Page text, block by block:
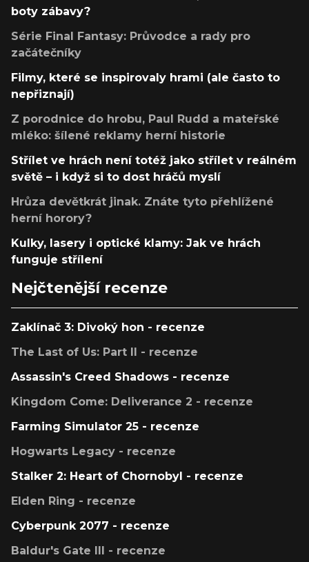
boty zábavy?
Série Final Fantasy: Průvodce a rady pro
začátečníky
Filmy, které se inspirovaly hrami (ale často to
nepřiznají)
Z porodnice do hrobu, Paul Rudd a mateřské
mléko: šílené reklamy herní historie
Střílet ve hrách není totéž jako střílet v reálném
světě – i když si to dost hráčů myslí
Hrůza devětkrát jinak. Znáte tyto přehlížené
herní horory?
Kulky, lasery i optické klamy: Jak ve hrách
funguje střílení
Nejčtenější recenze
Zaklínač 3: Divoký hon - recenze
The Last of Us: Part II - recenze
Assassin's Creed Shadows - recenze
Kingdom Come: Deliverance 2 - recenze
Farming Simulator 25 - recenze
Hogwarts Legacy - recenze
Stalker 2: Heart of Chornobyl - recenze
Elden Ring - recenze
Cyberpunk 2077 - recenze
Baldur's Gate III - recenze